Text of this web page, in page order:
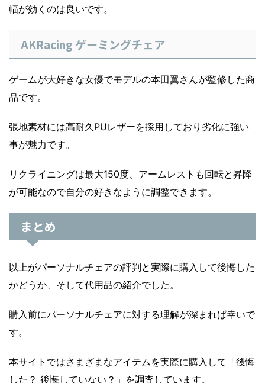
幅が効くのは良いです。
AKRacing ゲーミングチェア
ゲームが大好きな女優でモデルの本田翼さんが監修した商
品です。
張地素材には高耐久PUレザーを採用しており劣化に強い
事が魅力です。
リクライニングは最大150度、アームレストも回転と昇降
が可能なので自分の好きなように調整できます。
まとめ
以上がパーソナルチェアの評判と実際に購入して後悔した
かどうか、そして代用品の紹介でした。
購入前にパーソナルチェアに対する理解が深まれば幸いで
す。
本サイトではさまざまなアイテムを実際に購入して「後悔
した？ 後悔していない？」を調査しています。